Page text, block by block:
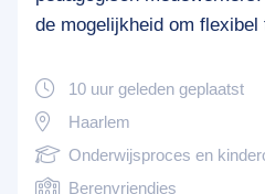
de mogelijkheid om flexibel
10 uur geleden geplaatst
Haarlem
Onderwijsproces en
Berenvriendjes